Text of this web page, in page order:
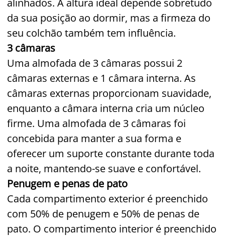
da sua posição ao dormir, mas a firmeza do
seu colchão também tem influência.
3 câmaras
Uma almofada de 3 câmaras possui 2
câmaras externas e 1 câmara interna. As
câmaras externas proporcionam suavidade,
enquanto a câmara interna cria um núcleo
firme. Uma almofada de 3 câmaras foi
concebida para manter a sua forma e
oferecer um suporte constante durante toda
a noite, mantendo-se suave e confortável.
Penugem e penas de pato
Cada compartimento exterior é preenchido
com 50% de penugem e 50% de penas de
pato. O compartimento interior é preenchido